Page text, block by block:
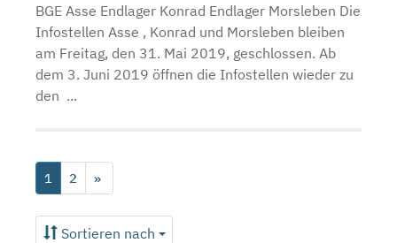
BGE Asse Endlager Konrad Endlager Morsleben Die
Infostellen Asse , Konrad und Morsleben bleiben
am Freitag, den 31. Mai 2019, geschlossen. Ab
dem 3. Juni 2019 öffnen die Infostellen wieder zu
den ...
1 2 »
Sortieren nach